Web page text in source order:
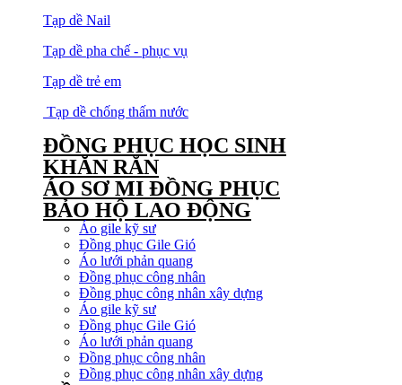
Tạp dề Nail
Tạp dề pha chế - phục vụ
Tạp dề trẻ em
Tạp dề chống thấm nước
ĐỒNG PHỤC HỌC SINH
KHĂN RẰN
ÁO SƠ MI ĐỒNG PHỤC
BẢO HỘ LAO ĐỘNG
Áo gile kỹ sư
Đồng phục Gile Gió
Áo lưới phản quang
Đồng phục công nhân
Đồng phục công nhân xây dựng
Áo gile kỹ sư
Đồng phục Gile Gió
Áo lưới phản quang
Đồng phục công nhân
Đồng phục công nhân xây dựng